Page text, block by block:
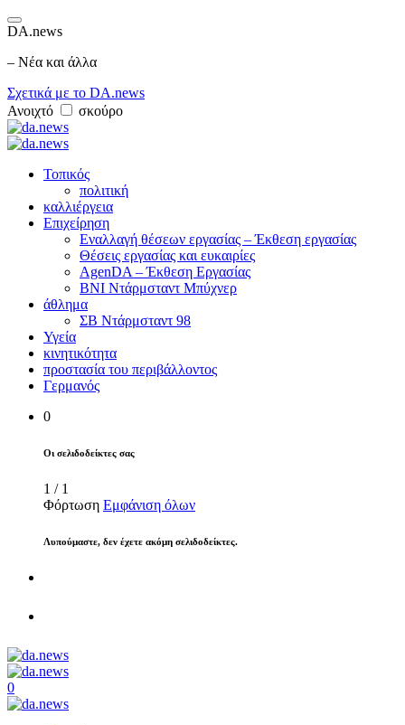
DA.news
– Νέα και άλλα
Σχετικά με το DA.news
Ανοιχτό
σκούρο
Τοπικός
πολιτική
καλλιέργεια
Επιχείρηση
Εναλλαγή θέσεων εργασίας – Έκθεση εργασίας
Θέσεις εργασίας και ευκαιρίες
AgenDA – Έκθεση Εργασίας
BNI Ντάρμσταντ Μπύχνερ
άθλημα
ΣΒ Ντάρμσταντ 98
Υγεία
κινητικότητα
προστασία του περιβάλλοντος
Γερμανός
0
Οι σελιδοδείκτες σας
1 / 1
Φόρτωση Εμφάνιση όλων
Λυπούμαστε, δεν έχετε ακόμη σελιδοδείκτες.
0